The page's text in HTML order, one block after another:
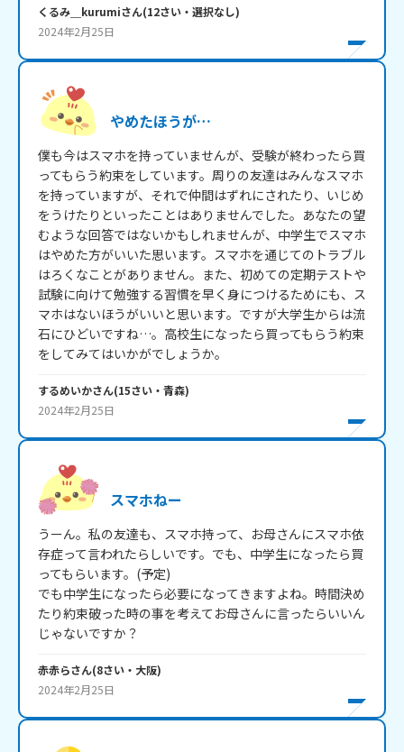
くるみ＿kurumiさん(12さい・ 選択なし)
2024年2月25日
やめたほうが…
僕も今はスマホを持っていませんが、受験が終わったら買
ってもらう約束をしています。周りの友達はみんなスマホ
を持っていますが、それで仲間はずれにされたり、いじめ
をうけたりといったことはありませんでした。あなたの望
むような回答ではないかもしれませんが、中学生でスマホ
はやめた方がいいた思います。スマホを通じてのトラブル
はろくなことがありません。また、初めての定期テストや
試験に向けて勉強する習慣を早く身につけるためにも、ス
マホはないほうがいいと思います。ですが大学生からは流
石にひどいですね…。高校生になったら買ってもらう約束
をしてみてはいかがでしょうか。
するめいかさん(15さい・ 青森)
2024年2月25日
スマホねー
うーん。私の友達も、スマホ持って、お母さんにスマホ依
存症って言われたらしいです。でも、中学生になったら買
ってもらいます。(予定)
でも中学生になったら必要になってきますよね。時間決め
たり約束破った時の事を考えてお母さんに言ったらいいん
じゃないですか？
赤赤らさん(8さい・ 大阪)
2024年2月25日